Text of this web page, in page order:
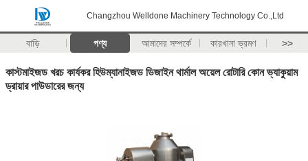
Changzhou Welldone Machinery Technology Co.,Ltd
বাড়ি পণ্য আমাদের সম্পর্কে কারখানা ভ্রমণ >>
কাস্টমাইজড খরচ কার্যকর হিউম্যানাইজড ডিজাইন থার্মাল অয়েল রোটারি কোন ভ্যাকুয়াম
ড্রায়ার পাউডারের জন্য